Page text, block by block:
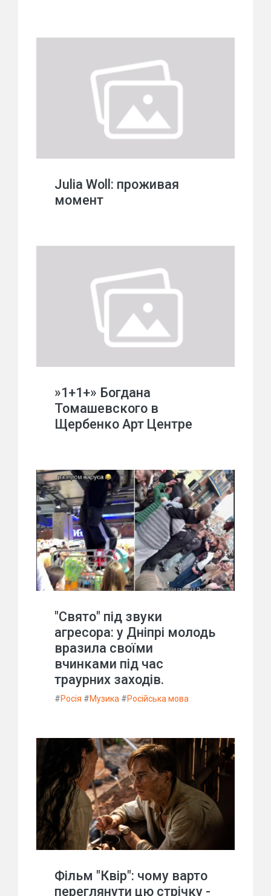
Julia Woll: проживая
момент
»1+1+» Богдана
Томашевского в
Щербенко Арт Центре
"Свято" під звуки
агресора: у Дніпрі молодь
вразила своїми
вчинками під час
траурних заходів.
#Росія #Музика #Російська мова
Фільм "Квір": чому варто
переглянути цю стрічку -